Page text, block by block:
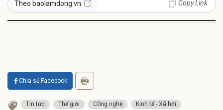
Theo baolamdong.vn Copy Link
Chia sẻ Facebook
Tin tức Thế giới Công nghệ
Kinh tế - Xã hội